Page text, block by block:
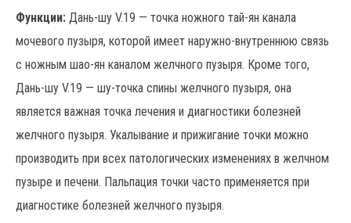
Функции: Дань-шу V.19 — точка ножного тай-ян канала
мочевого пузыря, которой имеет наружно-внутреннюю связь
с ножным шао-ян каналом желчного пузыря. Кроме того,
Дань-шу V.19 — шу-точка спины желчного пузыря, она
является важная точка лечения и диагностики болезней
желчного пузыря. Укалывание и прижигание точки можно
производить при всех патологических изменениях в желчном
пузыре и печени. Пальпация точки часто применяется при
диагностике болезней желчного пузыря.